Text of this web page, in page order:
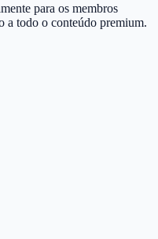
para os membros
a todo o conteúdo premium.